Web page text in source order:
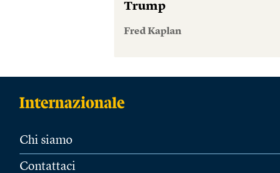
Trump
Fred Kaplan
Chi siamo
Contattaci